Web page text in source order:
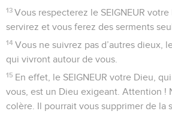
13 Vous respecterez le SEIGNEUR
servirez et vous ferez des serments
14 Vous ne suivrez pas d’autres dieux,
qui vivront autour de vous.
15 En effet, le SEIGNEUR votre Dieu,
vous, est un Dieu exigeant. Attention !
colère. Il pourrait vous supprimer de la